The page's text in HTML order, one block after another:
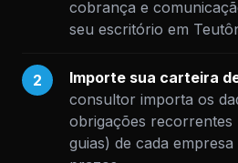
cobrança e
seu escritório em
2 Importe sua carteira
consultor importa os
obrigações recorrentes
guias) de cada